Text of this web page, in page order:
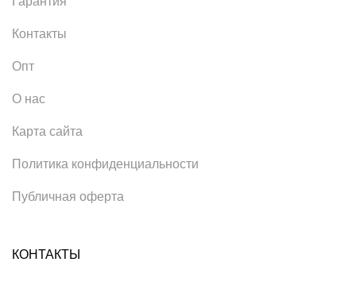
Контакты
Опт
О нас
Карта сайта
Политика конфиденциальности
Публичная оферта
КОНТАКТЫ